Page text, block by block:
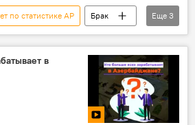
по статистике АР
Брак
Статистика
Еще 3
в